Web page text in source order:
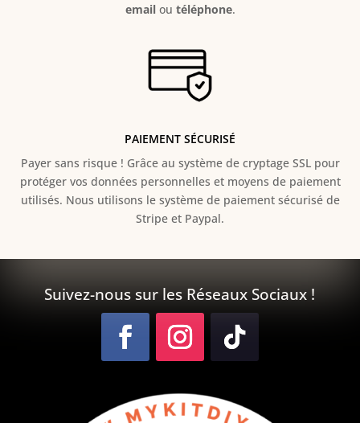
emailou téléphone.
PAIEMENT SÉCURISÉ
Payer sans risque ! Grâce au système de cryptage SSL pour
protéger vos données personnelles et moyens de paiement
utilisés. Nous utilisons le système de paiement sécurisé de
Stripe et Paypal.
Suivez-nous sur les Réseaux Sociaux !